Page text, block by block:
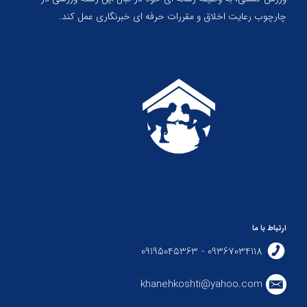
چارچوب رعایت اخلاق و مقررات حرفه ای خبرنگاری عمل کند.
ارتباط با ما
09367034118 - 09195045363
khanehkoshti@yahoo.com